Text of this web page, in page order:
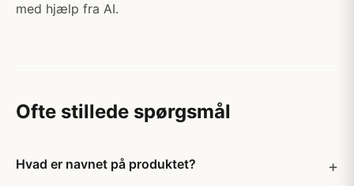
med hjælp fra AI.
Ofte stillede spørgsmål
Hvad er navnet på produktet?